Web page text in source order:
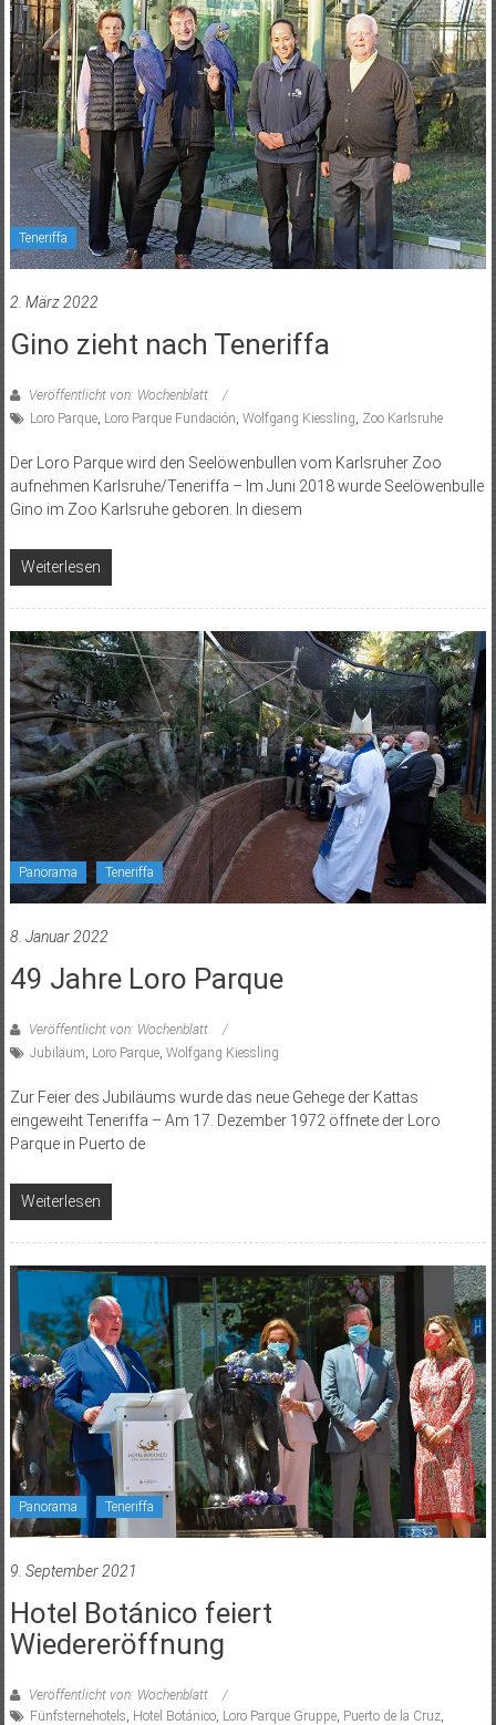
Teneriffa
2. März 2022
Gino zieht nach Teneriffa
Veröffentlicht von: Wochenblatt
Loro Parque, Loro Parque Fundación, Wolfgang Kiessling, Zoo Karlsruhe
Der Loro Parque wird den Seelöwenbullen vom Karlsruher Zoo
aufnehmen Karlsruhe/Teneriffa – Im Juni 2018 wurde Seelöwenbulle
Gino im Zoo Karlsruhe geboren. In diesem
Weiterlesen
Panorama Teneriffa
8. Januar 2022
49 Jahre Loro Parque
Veröffentlicht von: Wochenblatt
Jubiläum, Loro Parque, Wolfgang Kiessling
Zur Feier des Jubiläums wurde das neue Gehege der Kattas
eingeweiht Teneriffa – Am 17. Dezember 1972 öffnete der Loro
Parque in Puerto de
Weiterlesen
Panorama Teneriffa
9. September 2021
Hotel Botánico feiert
Wiedereröffnung
Veröffentlicht von: Wochenblatt
Fünfsternehotels, Hotel Botánico, Loro Parque Gruppe, Puerto de la Cruz,